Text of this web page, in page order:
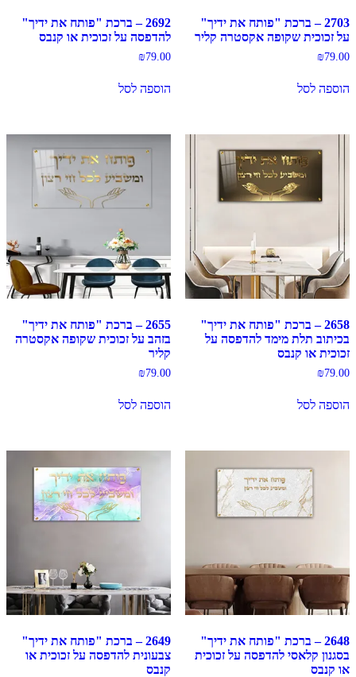
2703 – ברכת "פותח את ידיך"
על זכוכית שקופה אקסטרה קליר
₪79.00
הוספה לסל
2692 – ברכת "פותח את ידיך"
להדפסה על זכוכית או קנבס
₪79.00
הוספה לסל
2658 – ברכת "פותח את ידיך"
בכיתוב תלת מימד להדפסה על
זכוכית או קנבס
₪79.00
הוספה לסל
2655 – ברכת "פותח את ידיך"
בזהב על זכוכית שקופה אקסטרה
קליר
₪79.00
הוספה לסל
2648 – ברכת "פותח את ידיך"
בסגנון קלאסי להדפסה על זכוכית
או קנבס
2649 – ברכת "פותח את ידיך"
צבעונית להדפסה על זכוכית או
קנבס